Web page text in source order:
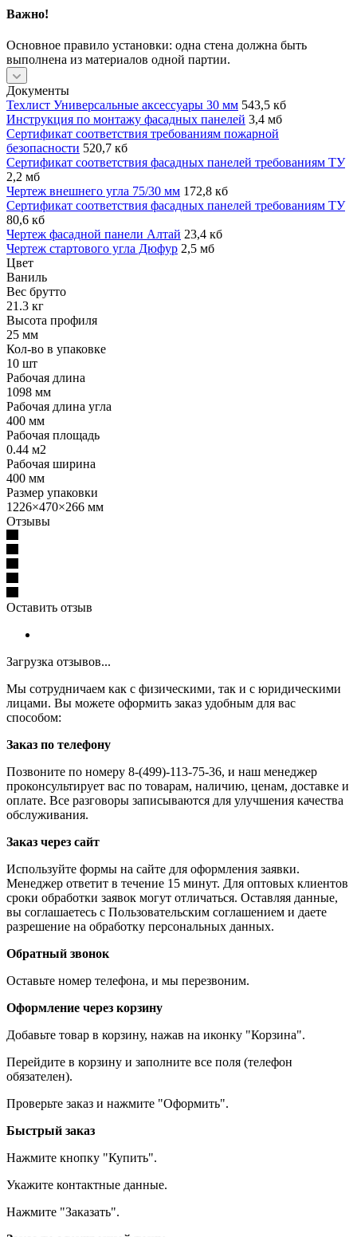
Важно!
Основное правило установки: одна стена должна быть
выполнена из материалов одной партии.
Документы
Техлист Универсальные аксессуары 30 мм 543,5 кб
Инструкция по монтажу фасадных панелей 3,4 мб
Сертификат соответствия требованиям пожарной
безопасности 520,7 кб
Сертификат соответствия фасадных панелей требованиям ТУ
2,2 мб
Чертеж внешнего угла 75/30 мм 172,8 кб
Сертификат соответствия фасадных панелей требованиям ТУ
80,6 кб
Чертеж фасадной панели Алтай 23,4 кб
Чертеж стартового угла Дюфур 2,5 мб
Цвет
Ваниль
Вес брутто
21.3 кг
Высота профиля
25 мм
Кол-во в упаковке
10 шт
Рабочая длина
1098 мм
Рабочая длина угла
400 мм
Рабочая площадь
0.44 м2
Рабочая ширина
400 мм
Размер упаковки
1226×470×266 мм
Отзывы
Оставить отзыв
Загрузка отзывов...
Мы сотрудничаем как с физическими, так и с юридическими
лицами. Вы можете оформить заказ удобным для вас
способом:
Заказ по телефону
Позвоните по номеру 8-(499)-113-75-36, и наш менеджер
проконсультирует вас по товарам, наличию, ценам, доставке и
оплате. Все разговоры записываются для улучшения качества
обслуживания.
Заказ через сайт
Используйте формы на сайте для оформления заявки.
Менеджер ответит в течение 15 минут. Для оптовых клиентов
сроки обработки заявок могут отличаться. Оставляя данные,
вы соглашаетесь с Пользовательским соглашением и даете
разрешение на обработку персональных данных.
Обратный звонок
Оставьте номер телефона, и мы перезвоним.
Оформление через корзину
Добавьте товар в корзину, нажав на иконку "Корзина".
Перейдите в корзину и заполните все поля (телефон
обязателен).
Проверьте заказ и нажмите "Оформить".
Быстрый заказ
Нажмите кнопку "Купить".
Укажите контактные данные.
Нажмите "Заказать".